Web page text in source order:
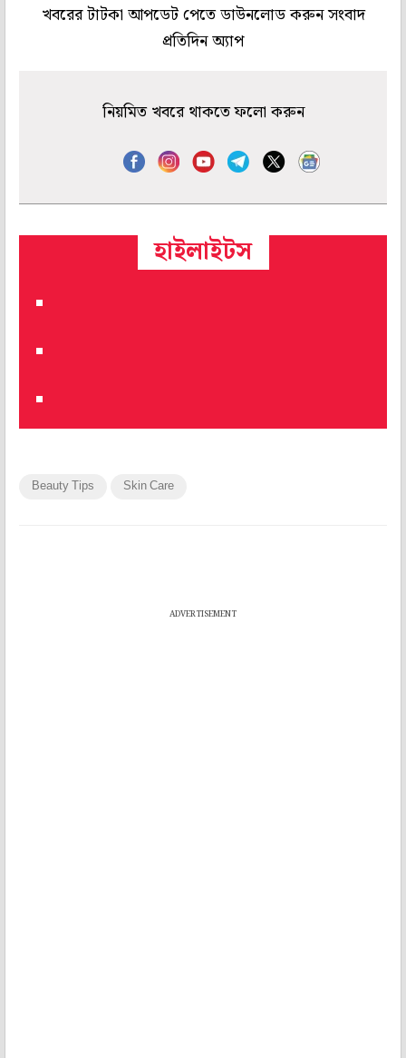
খবরের টাটকা আপডেট পেতে ডাউনলোড করুন সংবাদ
প্রতিদিন অ্যাপ
নিয়মিত খবরে থাকতে ফলো করুন
হাইলাইটস
Beauty Tips Skin Care
ADVERTISEMENT